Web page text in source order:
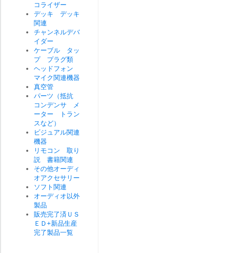
コライザー
デッキ デッキ
関連
チャンネルデバ
イダー
ケーブル タッ
プ プラグ類
ヘッドフォン
マイク関連機器
真空管
パーツ（抵抗
コンデンサ メ
ーター トラン
スなど）
ビジュアル関連
機器
リモコン 取り
説 書籍関連
その他オーディ
オアクセサリー
ソフト関連
オーディオ以外
製品
販売完了済ＵＳ
ＥＤ+新品生産
完了製品一覧